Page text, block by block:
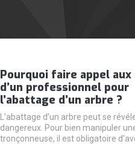
Pourquoi faire appel aux
d’un professionnel pour
l’abattage d’un arbre ?
L’abattage d’un arbre peut se
dangereux. Pour bien manipuler
tronçonneuse, il est obligatoire